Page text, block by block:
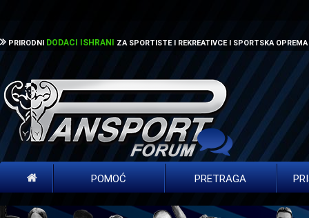
PRIRODNI DODACI ISHRANI ZA SPORTISTE I REKREATIVCE I SPORTSKA OPREMA
POMOĆ PRETRAGA